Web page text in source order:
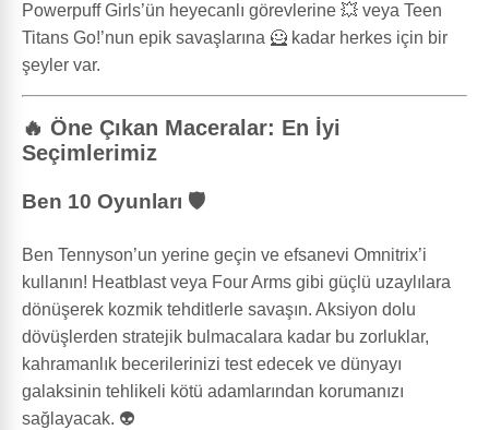
Powerpuff Girls’ün heyecanlı görevlerine 💥 veya Teen
Titans Go!’nun epik savaşlarına 🦸 kadar herkes için bir
şeyler var.
🔥 Öne Çıkan Maceralar: En İyi
Seçimlerimiz
Ben 10 Oyunları 🛡️
Ben Tennyson’un yerine geçin ve efsanevi Omnitrix’i
kullanın! Heatblast veya Four Arms gibi güçlü uzaylılara
dönüşerek kozmik tehditlerle savaşın. Aksiyon dolu
dövüşlerden stratejik bulmacalara kadar bu zorluklar,
kahramanlık becerilerinizi test edecek ve dünyayı
galaksinin tehlikeli kötü adamlarından korumanızı
sağlayacak. 👽